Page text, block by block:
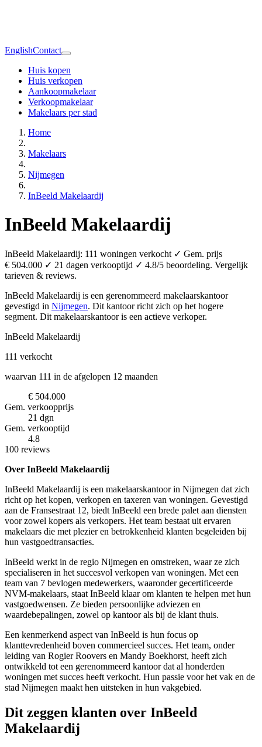
EnglishContact
Huis kopen
Huis verkopen
Aankoopmakelaar
Verkoopmakelaar
Makelaars per stad
Home
Makelaars
Nijmegen
InBeeld Makelaardij
InBeeld Makelaardij
InBeeld Makelaardij: 111 woningen verkocht ✓ Gem. prijs
€ 504.000 ✓ 21 dagen verkooptijd ✓ 4.8/5 beoordeling. Vergelijk
tarieven & reviews.
InBeeld Makelaardij is een gerenommeerd makelaarskantoor
gevestigd in Nijmegen. Dit kantoor richt zich op het hogere
segment. Dit makelaarskantoor is een actieve verkoper.
InBeeld Makelaardij
111 verkocht
waarvan 111 in de afgelopen 12 maanden
€ 504.000
Gem. verkoopprijs
21 dgn
Gem. verkooptijd
4.8
100 reviews
Over InBeeld Makelaardij
InBeeld Makelaardij is een makelaarskantoor in Nijmegen dat zich
richt op het kopen, verkopen en taxeren van woningen. Gevestigd
aan de Fransestraat 12, biedt InBeeld een brede palet aan diensten
voor zowel kopers als verkopers. Het team bestaat uit ervaren
makelaars die met plezier en betrokkenheid klanten begeleiden bij
hun vastgoedtransacties.
InBeeld werkt in de regio Nijmegen en omstreken, waar ze zich
specialiseren in het succesvol verkopen van woningen. Met een
team van 7 bevlogen medewerkers, waaronder gecertificeerde
NVM-makelaars, staat InBeeld klaar om klanten te helpen met hun
vastgoedwensen. Ze bieden persoonlijke adviezen en
waardebepalingen, zowel op kantoor als bij de klant thuis.
Een kenmerkend aspect van InBeeld is hun focus op
klanttevredenheid boven commercieel succes. Het team, onder
leiding van Rogier Roovers en Mandy Boekhorst, heeft zich
ontwikkeld tot een gerenommeerd kantoor dat al honderden
woningen met succes heeft verkocht. Hun passie voor het vak en de
stad Nijmegen maakt hen uitsteken in hun vakgebied.
Dit zeggen klanten over InBeeld
Makelaardij